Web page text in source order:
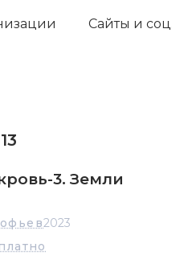
Сайты и соц.
13
3. Земли
2023